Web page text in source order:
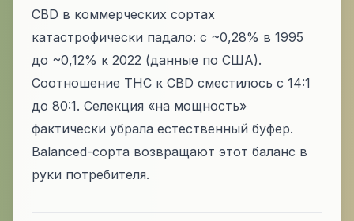
CBD в коммерческих сортах
катастрофически падало: с ~0,28% в 1995
до ~0,12% к 2022 (данные по США).
Соотношение THC к CBD сместилось с 14:1
до 80:1. Селекция «на мощность»
фактически убрала естественный буфер.
Balanced-сорта возвращают этот баланс в
руки потребителя.